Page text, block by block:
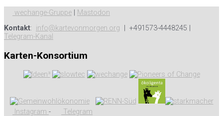
wechange-Gruppe
Mastodon
Kontakt: info@kartevonmorgen.org | +491573-4448245 |
Telegram-Kanal
Karten-Konsortium
Instagram -
Telegram